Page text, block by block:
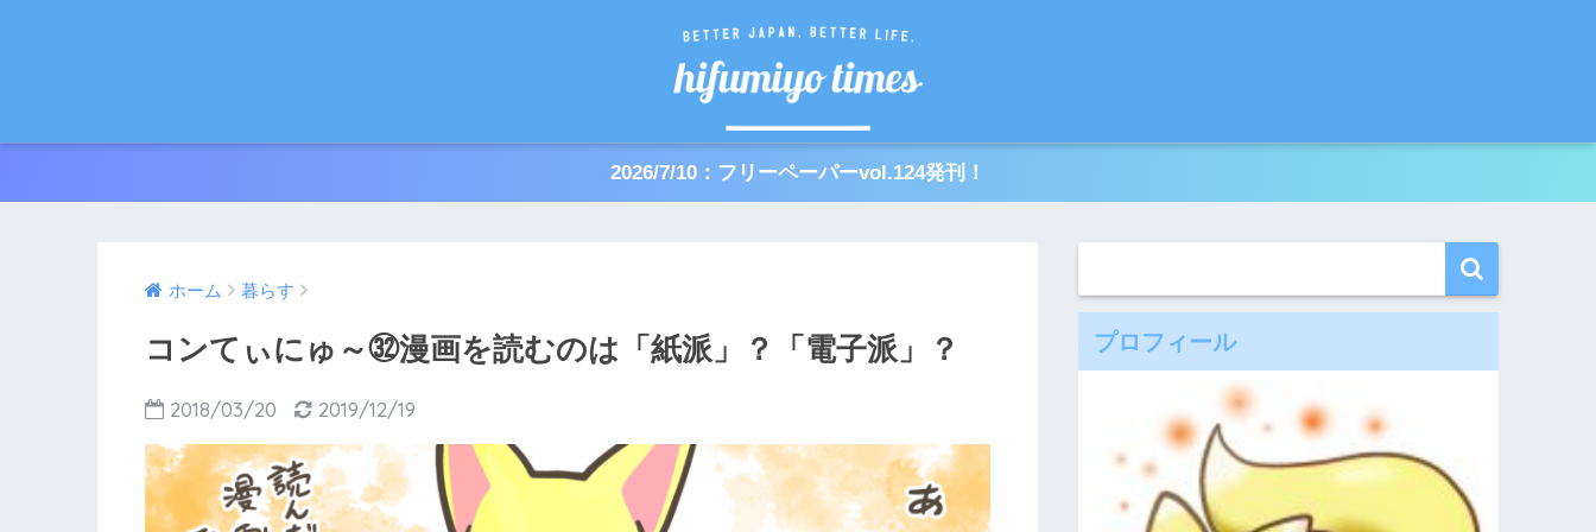
2026/7/10：フリーペーパーvol.124発刊！
ホーム 暮らす
コンてぃにゅ～㉜漫画を読むのは「紙派」？「電子派」？
2018/03/20 2019/12/19
プロフィール